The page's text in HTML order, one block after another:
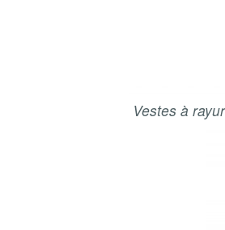
Vestes à